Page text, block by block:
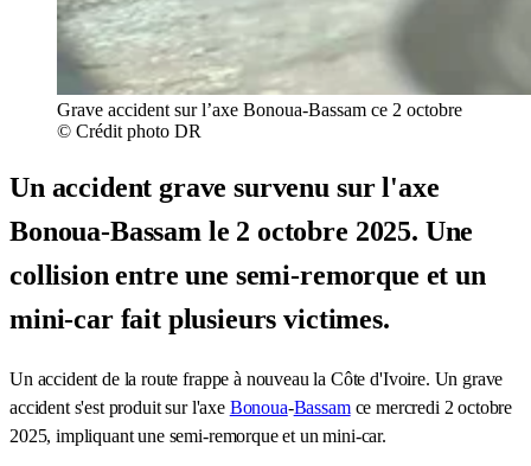
Grave accident sur l’axe Bonoua-Bassam ce 2 octobre
© Crédit photo DR
Un accident grave survenu sur l'axe
Bonoua-Bassam le 2 octobre 2025. Une
collision entre une semi-remorque et un
mini-car fait plusieurs victimes.
Un accident de la route frappe à nouveau la Côte d'Ivoire. Un grave
accident s'est produit sur l'axe Bonoua-Bassamce mercredi 2 octobre
2025, impliquant une semi-remorque et un mini-car.